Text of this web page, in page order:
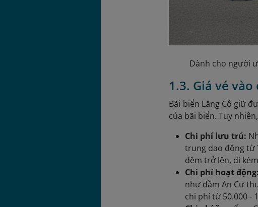
Dành cho người
1.3. Giá vé vào
Bãi biển Lăng Cô giữ
của bãi biển. Tuy
Chi phí lưu trú:
trung dao động từ
đêm trở lên, đi
Chi phí hoạt động:
như đầm An Cư
chi phí từ 50.000 -